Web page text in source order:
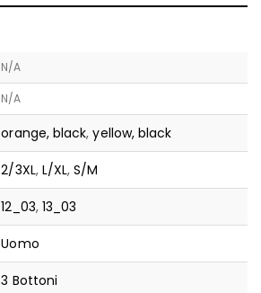
N/A
N/A
orange, black,yellow, black
2/3XL, L/XL,S/M
12_03, 13_03
Uomo
3 Bottoni